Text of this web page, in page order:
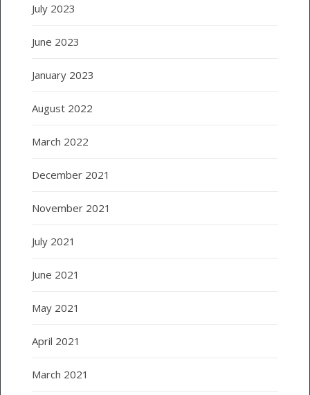
July 2023
June 2023
January 2023
August 2022
March 2022
December 2021
November 2021
July 2021
June 2021
May 2021
April 2021
March 2021